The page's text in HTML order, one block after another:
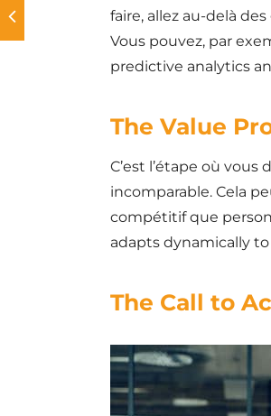
faire, allez au-delà
Vous pouvez, par
predictive analytics
The Value
C’est l’étape où
incomparable. Cela
compétitif que
adapts dynamically
The Call to